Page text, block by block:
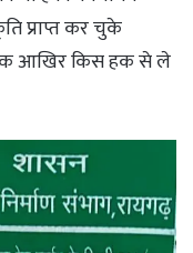
प्राप्त कर चुके
आखिर किस हक से ले